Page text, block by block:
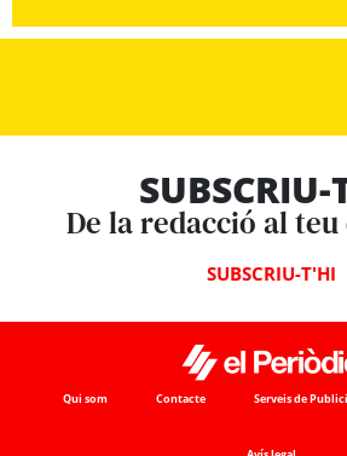
De la redacció al
SUBSCRIU-T'HI
Qui som Contacte Serveis de